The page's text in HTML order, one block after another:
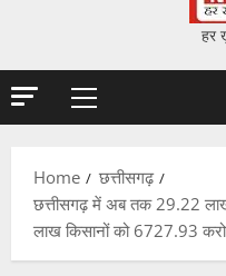
हर
Primary
Home
छत्तीसगढ़
छत्तीसगढ़ में अब तक 29.22
लाख किसानों को 6727.93